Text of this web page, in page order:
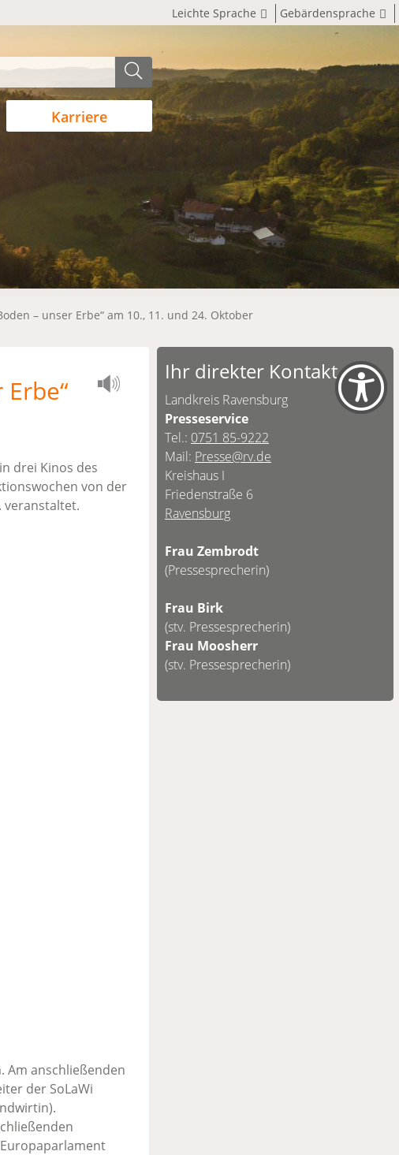
Leichte Sprache Gebärdensprache
Karriere
– unser Erbe“ am 10., 11. und 24. Oktober
drei Kinos des
von der
veranstaltet.
Am anschließenden
der SoLaWi
Ihr direkter Kontakt
Landkreis Ravensburg
Presseservice
Tel.: 0751 85-9222
Mail: Presse@rv.de
Kreishaus I
Friedenstraße 6
Ravensburg
Frau Zembrodt
(Pressesprecherin)
Frau Birk
(stv. Pressesprecherin)
Frau Moosherr
(stv. Pressesprecherin)